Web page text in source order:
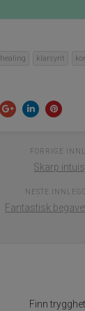
healing klarsynt
FORRIGE
Skarp
NESTE
Fantastisk
Finn